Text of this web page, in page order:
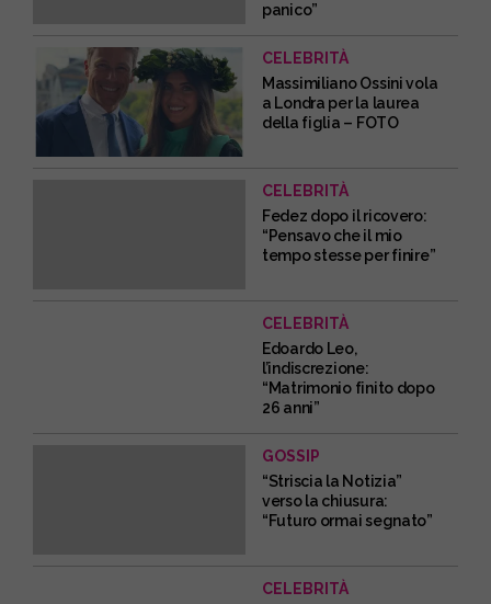
panico”
CELEBRITÀ
Massimiliano Ossini vola
a Londra per la laurea
della figlia – FOTO
CELEBRITÀ
Fedez dopo il ricovero:
“Pensavo che il mio
tempo stesse per finire”
CELEBRITÀ
Edoardo Leo,
l’indiscrezione:
“Matrimonio finito dopo
26 anni”
GOSSIP
“Striscia la Notizia”
verso la chiusura:
“Futuro ormai segnato”
CELEBRITÀ